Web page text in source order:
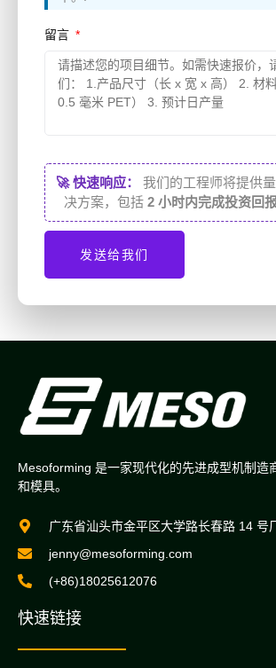
留言
🚀 快速响应：
我们的工程师将提供
决方案，包括 2 小时内完成投资回
发送给我们
Mesoforming 是一家现代化的先进成型机制造
和模具。
广东省汕头市金平区大学路长春路 14 号
jenny@mesoforming.com
(+86)18025612076
快速链接